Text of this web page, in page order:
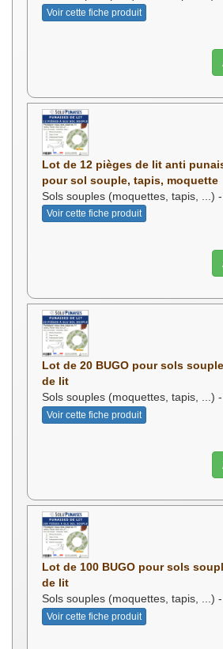
Voir cette fiche produit
Lot de 12 pièges de lit anti
pour sol souple, tapis, moquette
Sols souples (moquettes, tapis, ...)
Voir cette fiche produit
Lot de 20 BUGO pour sols
de lit
Sols souples (moquettes, tapis, ...)
Voir cette fiche produit
Lot de 100 BUGO pour sols
de lit
Sols souples (moquettes, tapis, ...)
Voir cette fiche produit